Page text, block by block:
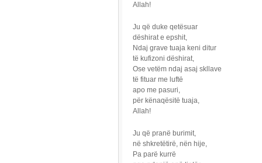
Allah!
Ju që duke qetësuar
dëshirat e epshit,
Ndaj grave tuaja keni ditur
të kufizoni dëshirat,
Ose vetëm ndaj asaj skllave
të fituar me luftë
apo me pasuri,
për kënaqësitë tuaja,
Allah!
Ju që pranë burimit,
në shkretëtirë, nën hije,
Pa parë kurrë